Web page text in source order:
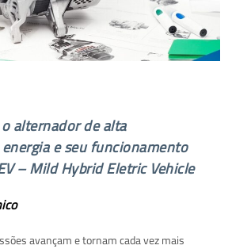
alternador de alta
e seu funcionamento
– Mild Hybrid Eletric Vehicle
avançam e tornam cada vez mais